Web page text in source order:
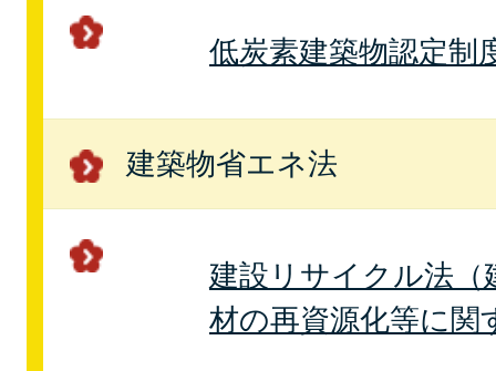
低炭素建築物認定制
建築物省エネ法
建設リサイクル法（
材の再資源化等に関